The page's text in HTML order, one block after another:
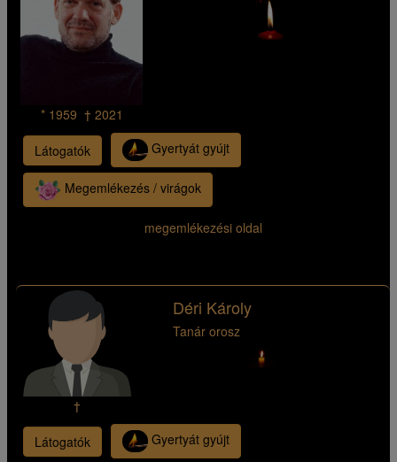
* 1959 † 2021
Látogatók Gyertyát gyújt
Megemlékezés / virágok
megemlékezési oldal
†
Déri Károly
Tanár orosz
Látogatók Gyertyát gyújt